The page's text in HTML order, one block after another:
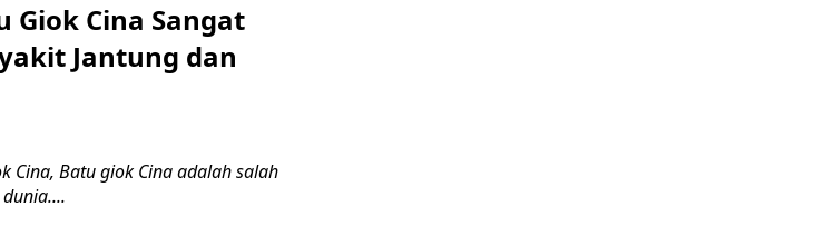
Giok Cina Sangat
Jantung dan
Cina, Batu giok Cina adalah salah